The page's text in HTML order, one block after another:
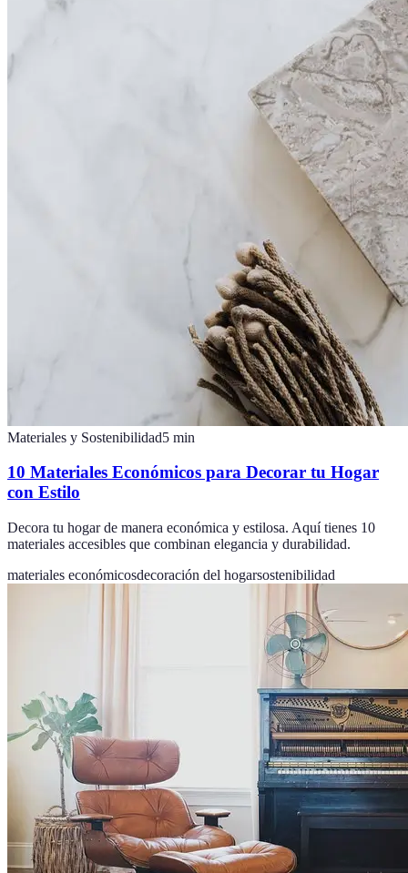
Materiales y Sostenibilidad5 min
10 Materiales Económicos para Decorar tu Hogar
con Estilo
Decora tu hogar de manera económica y estilosa. Aquí tienes 10
materiales accesibles que combinan elegancia y durabilidad.
materiales económicosdecoración del hogarsostenibilidad